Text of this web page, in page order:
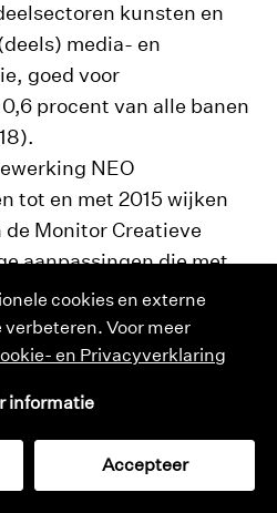
cookies en externe
Voor meer
en Privacyverklaring
informatie
Accepteer
tijdschrift zoeken
kunsten en
media- en
goed voor
procent van alle banen
NEO
tot en met 2015 wijken
Monitor Creatieve
aanpassingen die met
doorgevoerd in de
dat de toegevoegde
2016 geeft,
van de banen en
waarde wordt